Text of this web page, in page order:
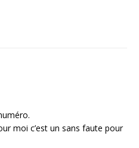
moi c’est un sans faute pour